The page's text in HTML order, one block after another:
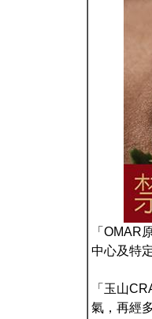
「OMAR
中心及特
「玉山
氣，再經